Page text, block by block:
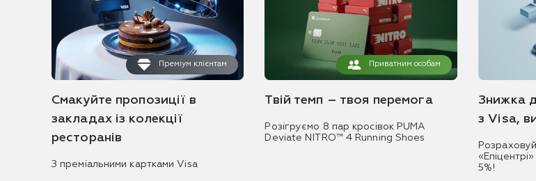
Преміум клієнтам
Смакуйте пропозиції в
закладах із колекції
ресторанів
З преміальними картками Visa
Приватним особам
Твій темп – твоя перемога
Розігруємо 8 пар кросівок PUMA
Deviate NITRO™ 4 Running Shoes
Знижка
з Visa,
5%!